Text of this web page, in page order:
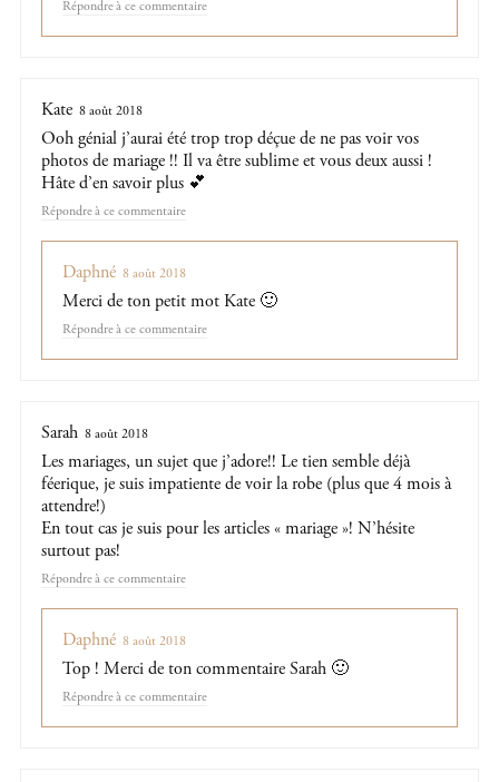
Répondre
Kate 8 août 2018
Ooh génial j’aurai été trop trop déçue de ne pas voir vos
photos de mariage !! Il va être sublime et vous deux aussi !
Hâte d’en savoir plus 💕
Répondre
Daphné 8 août 2018
Merci de ton petit mot Kate 🙂
Répondre
Sarah 8 août 2018
Les mariages, un sujet que j’adore!! Le tien semble déjà
féerique, je suis impatiente de voir la robe (plus que 4 mois à
attendre!)
En tout cas je suis pour les articles « mariage »! N’hésite
surtout pas!
Répondre
Daphné 8 août 2018
Top ! Merci de ton commentaire Sarah 🙂
Répondre